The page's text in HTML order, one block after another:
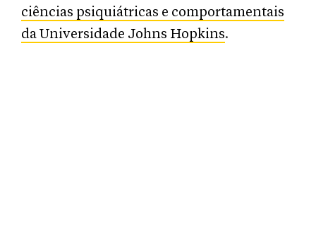
ciências psiquiátricas e comportamentais
da Universidade Johns Hopkins.